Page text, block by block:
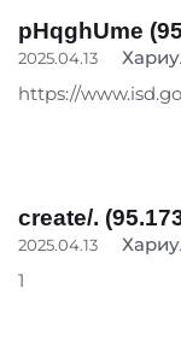
pHqghUme
2025.04.13
https://
create/.
2025.04.13
1